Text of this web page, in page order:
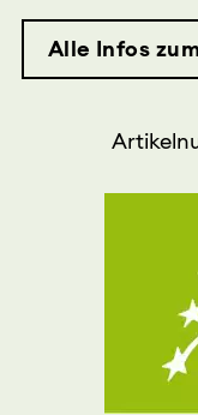
Alle Infos